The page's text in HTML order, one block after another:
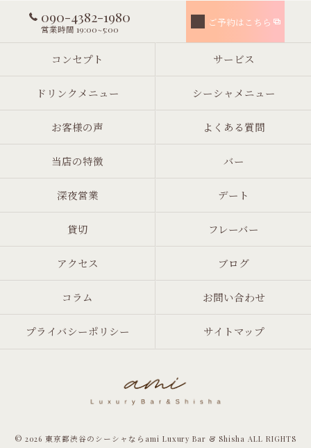
090-4382-1980
営業時間 19:00~5:00
ご予約はこちら
コンセプト サービス
ドリンクメニュー シーシャメニュー
お客様の声 よくある質問
当店の特徴 バー
深夜営業 デート
貸切 フレーバー
アクセス ブログ
コラム お問い合わせ
プライバシーポリシー サイトマップ
© 2026 東京都渋谷のシーシャならami Luxury Bar & Shisha ALL RIGHTS